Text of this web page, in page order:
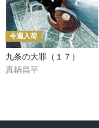
今週入荷
九条の大罪（１７）
真鍋昌平